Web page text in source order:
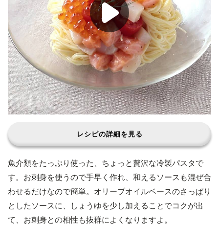
レシピの詳細を見る
魚介類をたっぷり使った、ちょっと贅沢な冷製パスタで
す。お刺身を使うので手早く作れ、和えるソースも混ぜ合
わせるだけなので簡単。オリーブオイルベースのさっぱり
としたソースに、しょうゆを少し加えることでコクが出
て、お刺身との相性も抜群によくなりますよ。